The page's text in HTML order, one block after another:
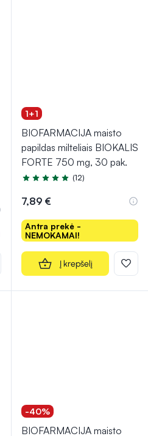
1+1
BIOFARMACIJA maisto
papildas milteliais BIOKALIS
FORTE 750 mg, 30 pak.
Įvertinimas 5.0 iš 5
(12)
7,89 €
Antra prekė -
NEMOKAMAI!
Į krepšelį
-40%
BIOFARMACIJA maisto